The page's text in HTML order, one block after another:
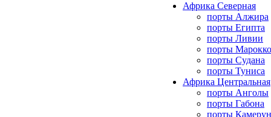
Африка Северная
порты Алжира
порты Египта
порты Ливии
порты Марокко
порты Судана
порты Туниса
Африка Центральная
порты Анголы
порты Габона
порты